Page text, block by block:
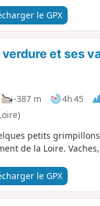
le GPX
et ses
-387 m 4h 45
petits
de la Loire.
le GPX